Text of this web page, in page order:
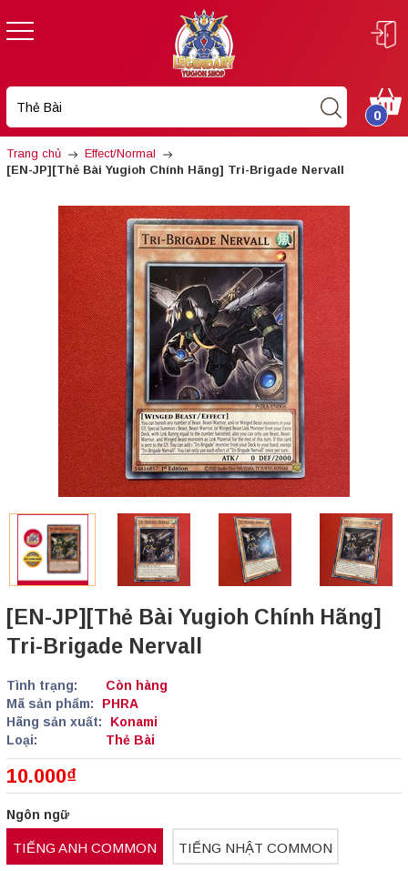
0
Trang chủ
Effect/Normal
[EN-JP][Thẻ Bài Yugioh Chính Hãng] Tri-Brigade Nervall
[EN-JP][Thẻ Bài Yugioh Chính Hãng]
Tri-Brigade Nervall
Tình trạng:
Còn hàng
Mã sản phẩm:
PHRA
Hãng sản xuất:
Konami
Loại:
Thẻ Bài
10.000₫
Ngôn ngữ
TIẾNG ANH COMMON TIẾNG NHẬT COMMON